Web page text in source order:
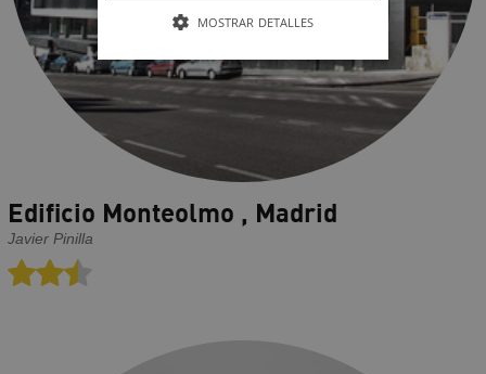
Edificio Monteolmo , Madrid
Javier Pinilla
MOSTRAR DETALLES